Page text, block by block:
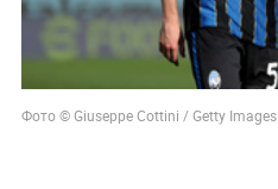
Фото © Giuseppe Cottini / Getty Images